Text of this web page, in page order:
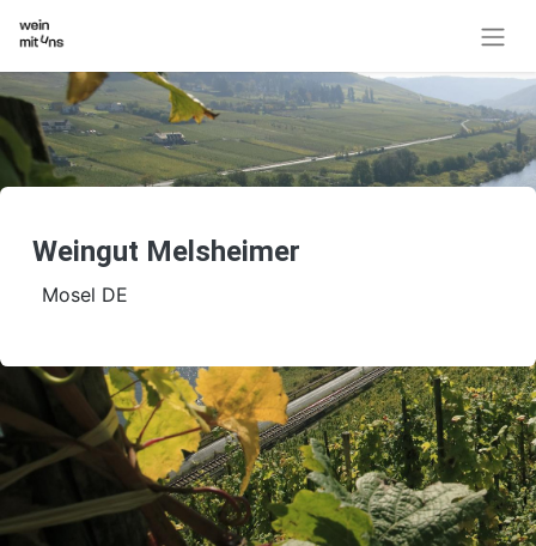
Weingut Melsheimer
Mosel DE